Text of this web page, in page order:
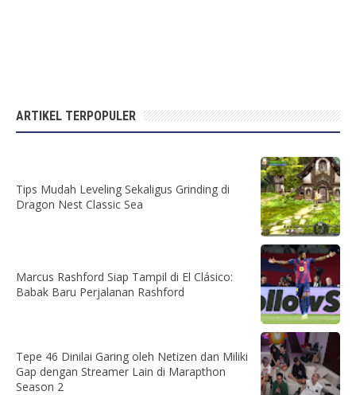
ARTIKEL TERPOPULER
Tips Mudah Leveling Sekaligus Grinding di
Dragon Nest Classic Sea
Marcus Rashford Siap Tampil di El Clásico:
Babak Baru Perjalanan Rashford
Tepe 46 Dinilai Garing oleh Netizen dan Miliki
Gap dengan Streamer Lain di Marapthon
Season 2